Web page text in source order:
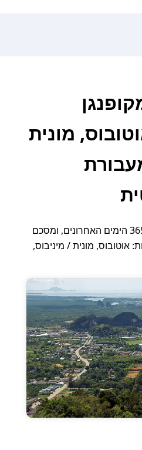
מונית
המידע מבוסס על נתוני 365 הימים האחרונים, ומסכם
אוטובוס, מונית / מיניבוס,